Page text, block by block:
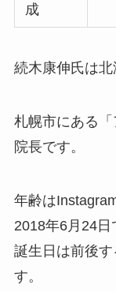
成
続木康伸氏は北
札幌市にある
院長です。
年齢は
2018年6月24日
誕生日は前後
す。